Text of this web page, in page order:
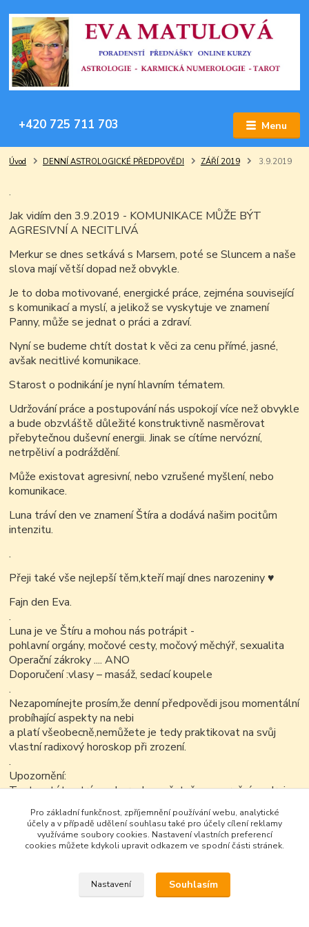
Menu
+420 725 711 703
Úvod DENNÍ ASTROLOGICKÉ PŘEDPOVĚDI ZÁŘÍ 2019 3.9.2019
.
Jak vidím den 3.9.2019 - KOMUNIKACE MŮŽE BÝT
AGRESIVNÍ A NECITLIVÁ
Merkur se dnes setkává s Marsem, poté se Sluncem a naše
slova mají větší dopad než obvykle.
Je to doba motivované, energické práce, zejména související
s komunikací a myslí, a jelikož se vyskytuje ve znamení
Panny, může se jednat o práci a zdraví.
Nyní se budeme chtít dostat k věci za cenu přímé, jasné,
avšak necitlivé komunikace.
Starost o podnikání je nyní hlavním tématem.
Udržování práce a postupování nás uspokojí více než obvykle
a bude obzvláště důležité konstruktivně nasměrovat
přebytečnou duševní energii. Jinak se cítíme nervózní,
netrpěliví a podráždění.
Může existovat agresivní, nebo vzrušené myšlení, nebo
komunikace.
Luna tráví den ve znamení Štíra a dodává našim pocitům
intenzitu.
.
Přeji také vše nejlepší těm,kteří mají dnes narozeniny♥
Fajn den Eva.
.
Luna je ve Štíru a mohou nás potrápit -
pohlavní orgány, močové cesty, močový měchýř, sexualita
Operační zákroky .... ANO
Doporučení :vlasy – masáž, sedací koupele
.
Nezapomínejte prosím,že denní předpovědi jsou momentální
probíhající aspekty na nebi
a platí všeobecně,nemůžete je tedy praktikovat na svůj
vlastní radixový horoskop při zrození.
.
Upozornění:
Text na této stránce ,horoskop včetně upozornění a zdroje
je možné v nezkrácené a neupravené podobě dále kopírovat
nekomerčním
způsobem..
Pro základní funkčnost, zpříjemnění používání webu, analytické
účely a v případě udělení souhlasu také pro účely cílení reklamy
využíváme soubory cookies. Nastavení vlastních preferencí
cookies můžete kdykoli upravit odkazem ve spodní části stránek.
Nastavení Souhlasím